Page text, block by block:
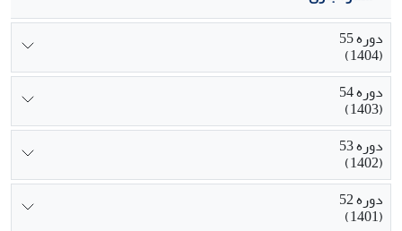
دوره 55
(1404)
دوره 54
(1403)
دوره 53
(1402)
دوره 52
(1401)